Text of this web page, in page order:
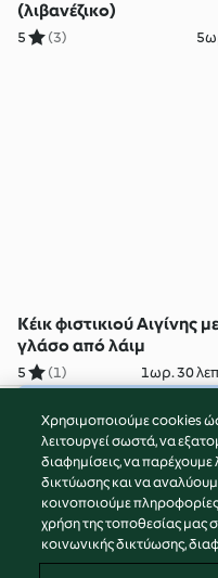
(λιβανέζικο)
5 (3)
Κέικ φιστικιού Αιγίνης με
γλάσο από λάιμ
5 (1) 1ωρ. 30
© Πνευματικά Δικαιώματα
Όροι Χρήσης Υπηρεσίας
Πολιτική Απορρήτου
Δήλωση Αποποίησης
Διαχειριστής ιστοσελίδας
Χρησιμοποιούμε cookies
λειτουργεί σωστά, να
διαφημίσεις, να παρέχουμε
δικτύωσης και να
κοινοποιούμε
χρήση της τοποθεσίας μας
κοινωνικής δικτύωσης,